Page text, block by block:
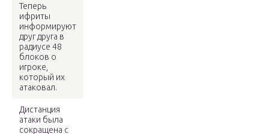
Теперь
ифриты
информируют
друг друга в
радиусе 48
блоков о
игроке,
который их
атаковал.
Дистанция
атаки была
сокращена с